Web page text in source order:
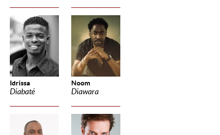
Idrissa
Diabaté
Noom
Diawara